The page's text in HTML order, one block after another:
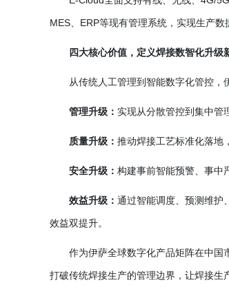
MES、ERP等现有管理系统，实现生产数
四大核心价值，定义焊接数智化升级
从传统人工管理到智能数字化管控，
管理升级： 实现从分散管控到集中管
质量升级： 推动焊接工艺标准化落地
安全升级： 构建事前智能预警、事中
效益升级： 通过智能调度、预测维护
效益双提升。
作为伊萨全球数字化产品矩阵在中国
打破传统焊接生产的管理边界，让焊接生